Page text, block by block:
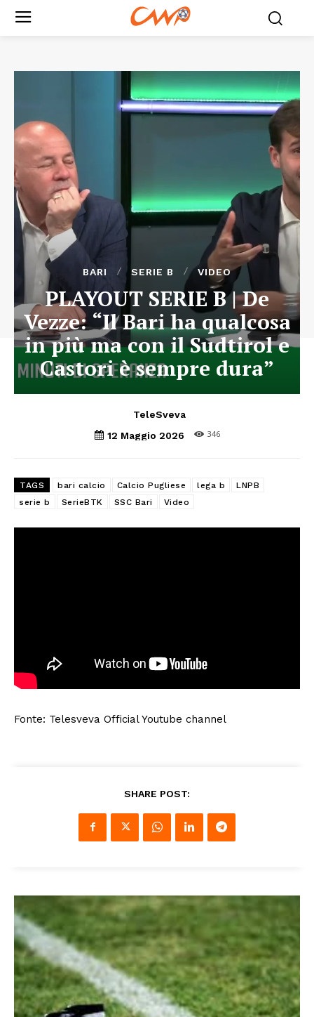
BARI SERIE B VIDEO
PLAYOUT SERIE B | De
Vezze: “Il Bari ha qualcosa
in più ma con il Sudtirol e
Castori è sempre dura”
TeleSveva
12 Maggio 2026
346
TAGS bari calcio Calcio Pugliese lega b
LNPB
serie b
SerieBTK SSC Bari Video
Fonte: Telesveva Official Youtube channel
SHARE POST: